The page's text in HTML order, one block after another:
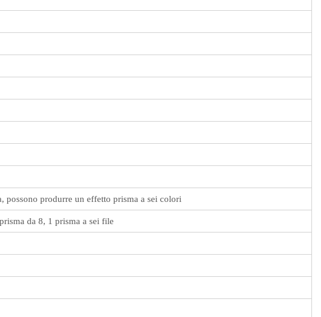
produrre un effetto prisma a sei colori
da 8, 1 prisma a sei file